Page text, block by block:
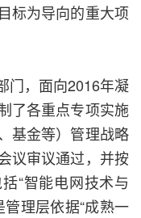
标为导向的重大项
，面向2016年凝
了各重点专项实施
基金等）管理战略
议审议通过，并按
“智能电网技术与
理层依据“成熟一